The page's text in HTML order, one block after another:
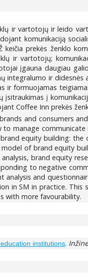
ir vartotojų ir leido
komunikaciją
prekės ženklo
ir vartotojų;
įgauna daugiau
integralumo ir
ir formuojamas
į
Coffee Inn prekės
and consumers
manage
equity building:
of brand equity
brand equity
to negative
and
in SM in practice.
with more favourability.
institutions.